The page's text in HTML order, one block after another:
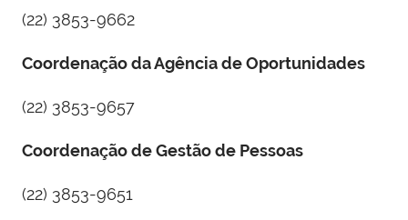
(22) 3853-9662
Coordenação da Agência de Oportunidades
(22) 3853-9657
Coordenação de Gestão de Pessoas
(22) 3853-9651